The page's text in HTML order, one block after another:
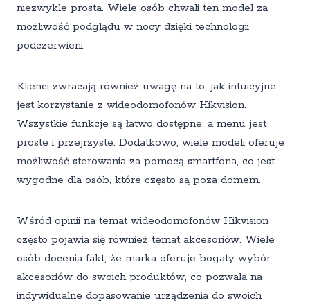
niezwykle prosta. Wiele osób chwali ten model za
możliwość podglądu w nocy dzięki technologii
podczerwieni.
Klienci zwracają również uwagę na to, jak intuicyjne
jest korzystanie z wideodomofonów Hikvision.
Wszystkie funkcje są łatwo dostępne, a menu jest
proste i przejrzyste. Dodatkowo, wiele modeli oferuje
możliwość sterowania za pomocą smartfona, co jest
wygodne dla osób, które często są poza domem.
Wśród opinii na temat wideodomofonów Hikvision
często pojawia się również temat akcesoriów. Wiele
osób docenia fakt, że marka oferuje bogaty wybór
akcesoriów do swoich produktów, co pozwala na
indywidualne dopasowanie urządzenia do swoich